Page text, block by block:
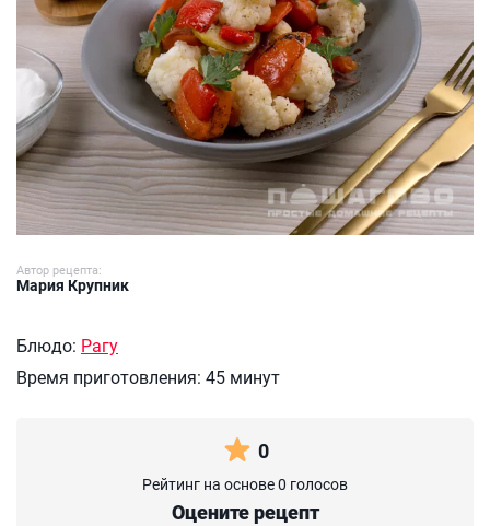
Автор рецепта:
Мария Крупник
Блюдо: Рагу
Время приготовления: 45 минут
0
Рейтинг на основе 0 голосов
Оцените рецепт